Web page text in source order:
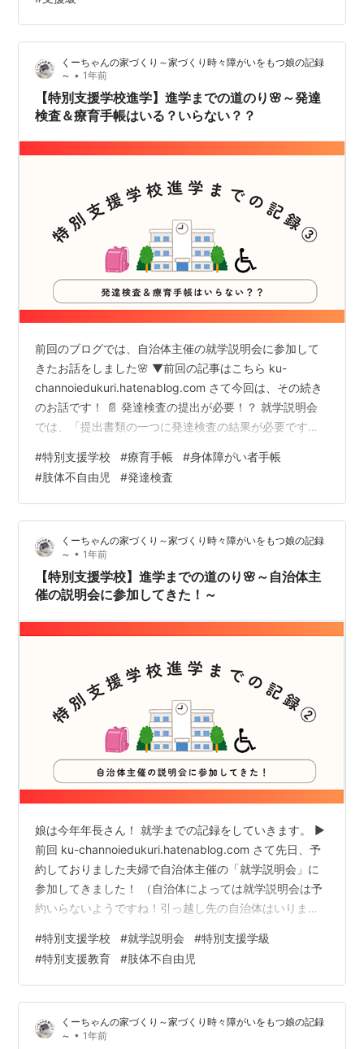
は夫が行ってきてくれました✨ 個別相談ってどんなこと
を話すの？ 流れとしては主にこの2点： 子どものヒアリ
ング 就学希望先の確認 我が家の場合は、引…
くーちゃんの家づくり～家づくり時々障がいをもつ娘の記録
～ • 1年前
【特別支援学校進学】進学までの道のり🌸～発達
検査＆療育手帳はいる？いらない？？
前回のブログでは、自治体主催の就学説明会に参加して
きたお話をしました🌸 ▼前回の記事はこちら ku-
channoiedukuri.hatenablog.com さて今回は、その続き
のお話です！ 📄 発達検査の提出が必要！？ 就学説明会
では、「提出書類の一つに発達検査の結果が必要です」
る児童発達支援施設（児発）にお願いしました！ その
際、職員さんからはこんな説明が。 「かかりつけ医から
の提出になるので、書類代がかかります」 とのことでし
たが、もちろん問題なし！ 「了解しました！お願いしま
ーす😊」 とお返事しました。 💬 え…療育手帳の取得予定
#特別支援学校 #療育手帳 #身体障がい者手帳
#肢体不自由児 #発達検査
くーちゃんの家づくり～家づくり時々障がいをもつ娘の記録
～ • 1年前
【特別支援学校】進学までの道のり🌸～自治体主
催の説明会に参加してきた！～
娘は今年年長さん！ 就学までの記録をしていきます。 ▶
前回 ku-channoiedukuri.hatenablog.com さて先日、予
約しておりました夫婦で自治体主催の「就学説明会」に
参加してきました！ （自治体によっては就学説明会は予
約いらないようですね！引っ越し先の自治体はいりませ
い〜！） 参加者数：100人以上！ これまで発達支援セン
ターや児発を利用してきた中でも、娘のように「知的＋
肢体不自由」のケースは少数派なので、説明会全体の中
でも該当情報は一部でした。 説明会は、知的障害・肢体
不自由・病弱・盲ろう学校など、すべてのケースを一
#特別支援学校 #就学説明会 #特別支援学級
#特別支援教育 #肢体不自由児
くーちゃんの家づくり～家づくり時々障がいをもつ娘の記録
～ • 1年前